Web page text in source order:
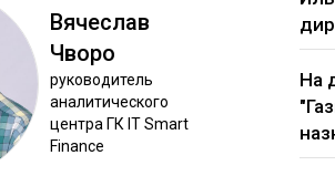
Вя­чес­лав
Чво­ро
ру­ково­дитель
ана­лити­чес­ко­го
цен­тра ГК IT Smart
Finance
На